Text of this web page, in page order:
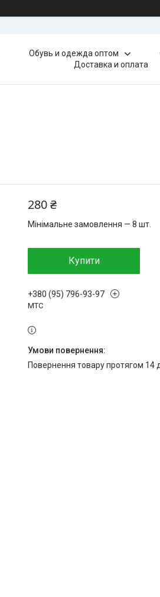
Обувь и одежда оптом
Доставка и оплата
280 ₴
Мінімальне замовлення — 8 шт.
Купити
+380 (95) 796-93-97
МТС
повернення товару протягом 14